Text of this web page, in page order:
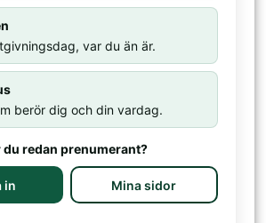
var du än är.
berör dig och din vardag.
du redan prenumerant?
in Mina sidor